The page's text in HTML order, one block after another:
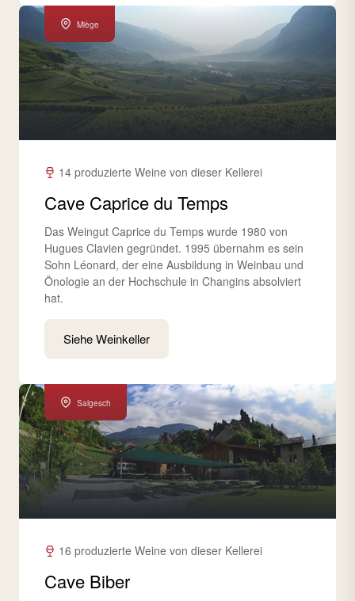
Miège
14 produzierte Weine von dieser Kellerei
Cave Caprice du Temps
Das Weingut Caprice du Temps wurde 1980 von
Hugues Clavien gegründet. 1995 übernahm es sein
Sohn Léonard, der eine Ausbildung in Weinbau und
Önologie an der Hochschule in Changins absolviert
hat.
Siehe Weinkeller
Salgesch
16 produzierte Weine von dieser Kellerei
Cave Biber